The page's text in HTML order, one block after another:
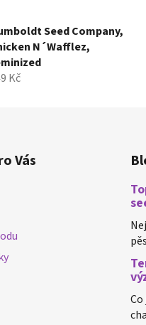
Seed Company,
N´Wafflez,
Kč
Vás